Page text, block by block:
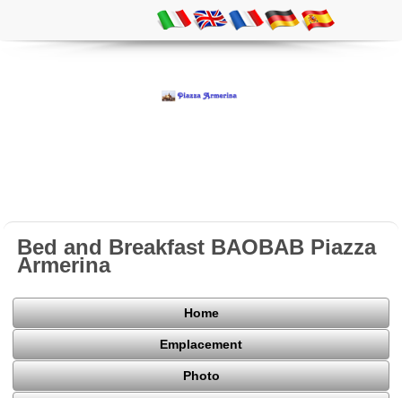
Bed and Breakfast BAOBAB Piazza
Armerina
Home
Emplacement
Photo